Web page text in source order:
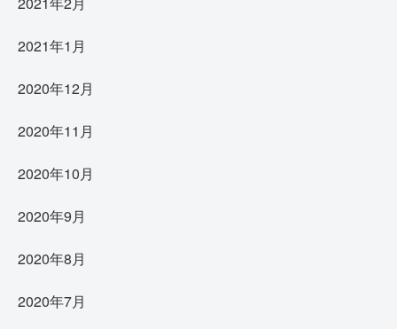
2021年1月
2020年12月
2020年11月
2020年10月
2020年9月
2020年8月
2020年7月